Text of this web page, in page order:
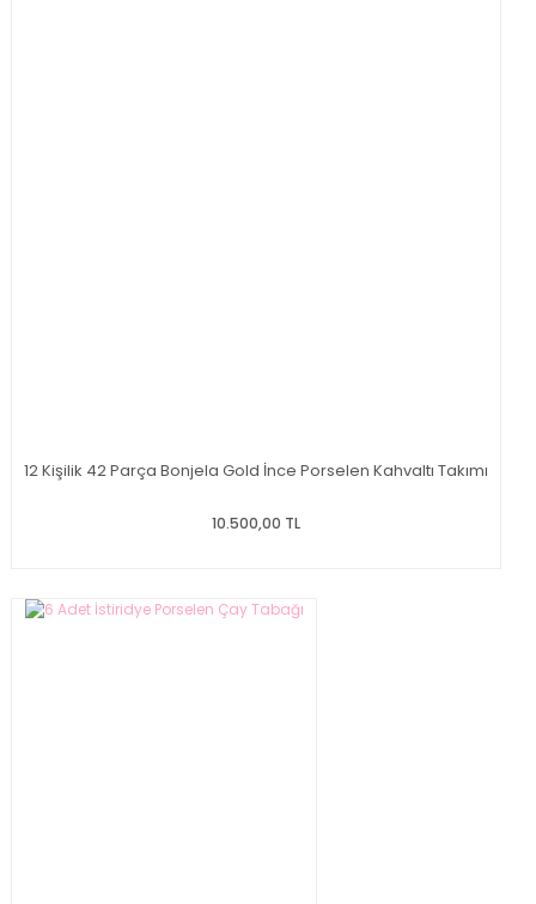
12 Kişilik 42 Parça Bonjela Gold İnce Porselen Kahvaltı Takımı
10.500,00 TL